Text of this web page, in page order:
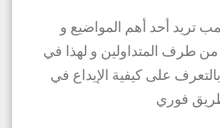
تريد أحد أهم المواضيع و
من طرف المتداولين و لهذا في
على كيفية الإيداع في